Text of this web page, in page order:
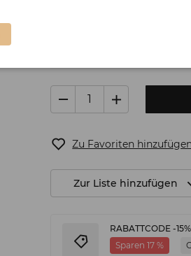
Zu Favoriten hinzufügen
Zur Liste hinzufügen
RABATTCODE -15%
Sparen 17 %